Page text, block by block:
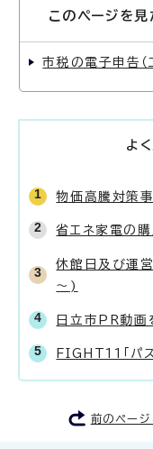
このページを
市税の電子申告（
よ
物価高騰対策
省エネ家電の
休館日及び運
～)
日立市PR動画
FIGHT11「パス
前のページ